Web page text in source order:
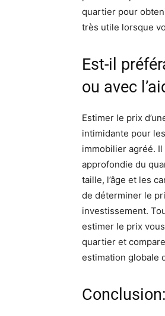
quartier pour
très utile lorsque
Est-il
ou avec
Estimer le prix
intimidante pour
immobilier agréé.
approfondie du
taille, l’âge et les
de déterminer le
investissement.
estimer le prix
quartier et
estimation globale
Conclusion: